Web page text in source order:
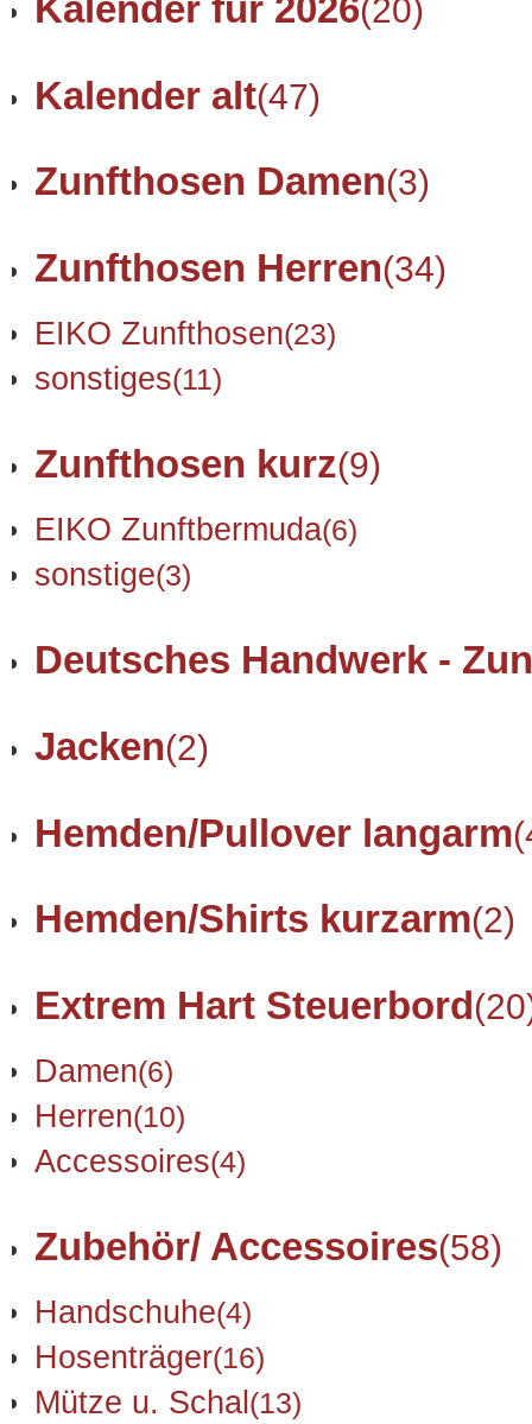
(20)
Kalender alt(47)
Zunfthosen Damen(3)
Zunfthosen Herren(34)
EIKO Zunfthosen(23)
sonstiges(11)
Zunfthosen kurz(9)
EIKO Zunftbermuda(6)
sonstige(3)
Deutsches Handwerk -
Jacken(2)
Hemden/Pullover langarm
Hemden/Shirts kurzarm(2)
Extrem Hart Steuerbord
Damen(6)
Herren(10)
Accessoires(4)
Zubehör/ Accessoires(58)
Handschuhe(4)
Hosenträger(16)
Mütze u. Schal(13)